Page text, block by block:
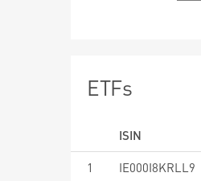
ETFs
ISIN
1
IE000I8KRLL9